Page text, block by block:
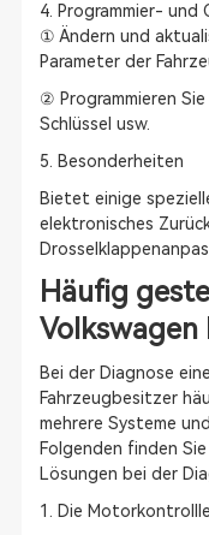
4. Programmier- und
① Ändern und
Parameter der
② Programmieren
Schlüssel usw.
5. Besonderheiten
Bietet einige
elektronisches
Häufig
Volkswagen
Bei der Diagnose
Fahrzeugbesitzer
mehrere Systeme
Folgenden finden
Lösungen bei der
1. Die